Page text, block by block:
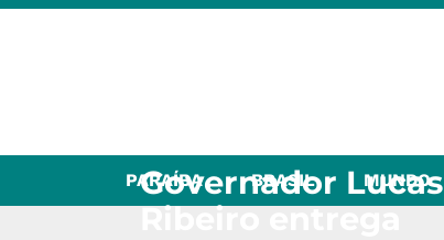
PARAÍBA BRASIL MUNDO
Governador Lucas
Ribeiro entrega